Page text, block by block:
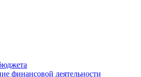
финансовой деятельности